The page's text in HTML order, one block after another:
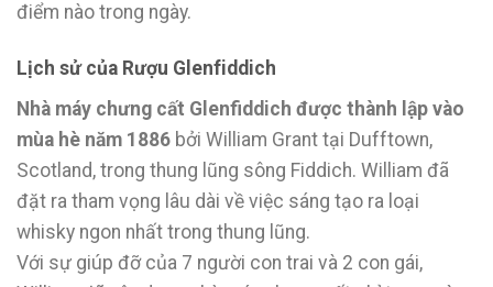
điểm nào trong ngày.
Lịch sử của Rượu Glenfiddich
Nhà máy chưng cất Glenfiddich được thành lập vào
mùa hè năm 1886 bởi William Grant tại Dufftown,
Scotland, trong thung lũng sông Fiddich. William đã
đặt ra tham vọng lâu dài về việc sáng tạo ra loại
whisky ngon nhất trong thung lũng.
Với sự giúp đỡ của 7 người con trai và 2 con gái,